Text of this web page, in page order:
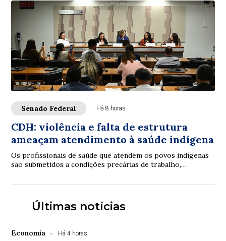
Senado Federal Há 8 horas
CDH: violência e falta de estrutura
ameaçam atendimento à saúde indígena
Os profissionais de saúde que atendem os povos indígenas
são submetidos a condições precárias de trabalho,
Últimas notícias
Economia Há 4 horas